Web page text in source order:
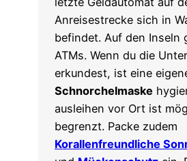
Anreisestrecke sich in
befindet. Auf den Inseln
ATMs. Wenn du die
erkundest, ist eine
Schnorchelmaske
ausleihen vor Ort ist
begrenzt. Packe zudem
Korallenfreundliche